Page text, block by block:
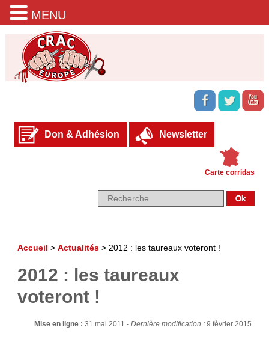
Don & Adhésion Newsletter
Carte corridas
Accueil > Actualités> 2012 : les taureaux voteront !
2012 : les taureaux
voteront !
Mise en ligne :31 mai 2011 -Dernière modification :9 février 2015
MENU